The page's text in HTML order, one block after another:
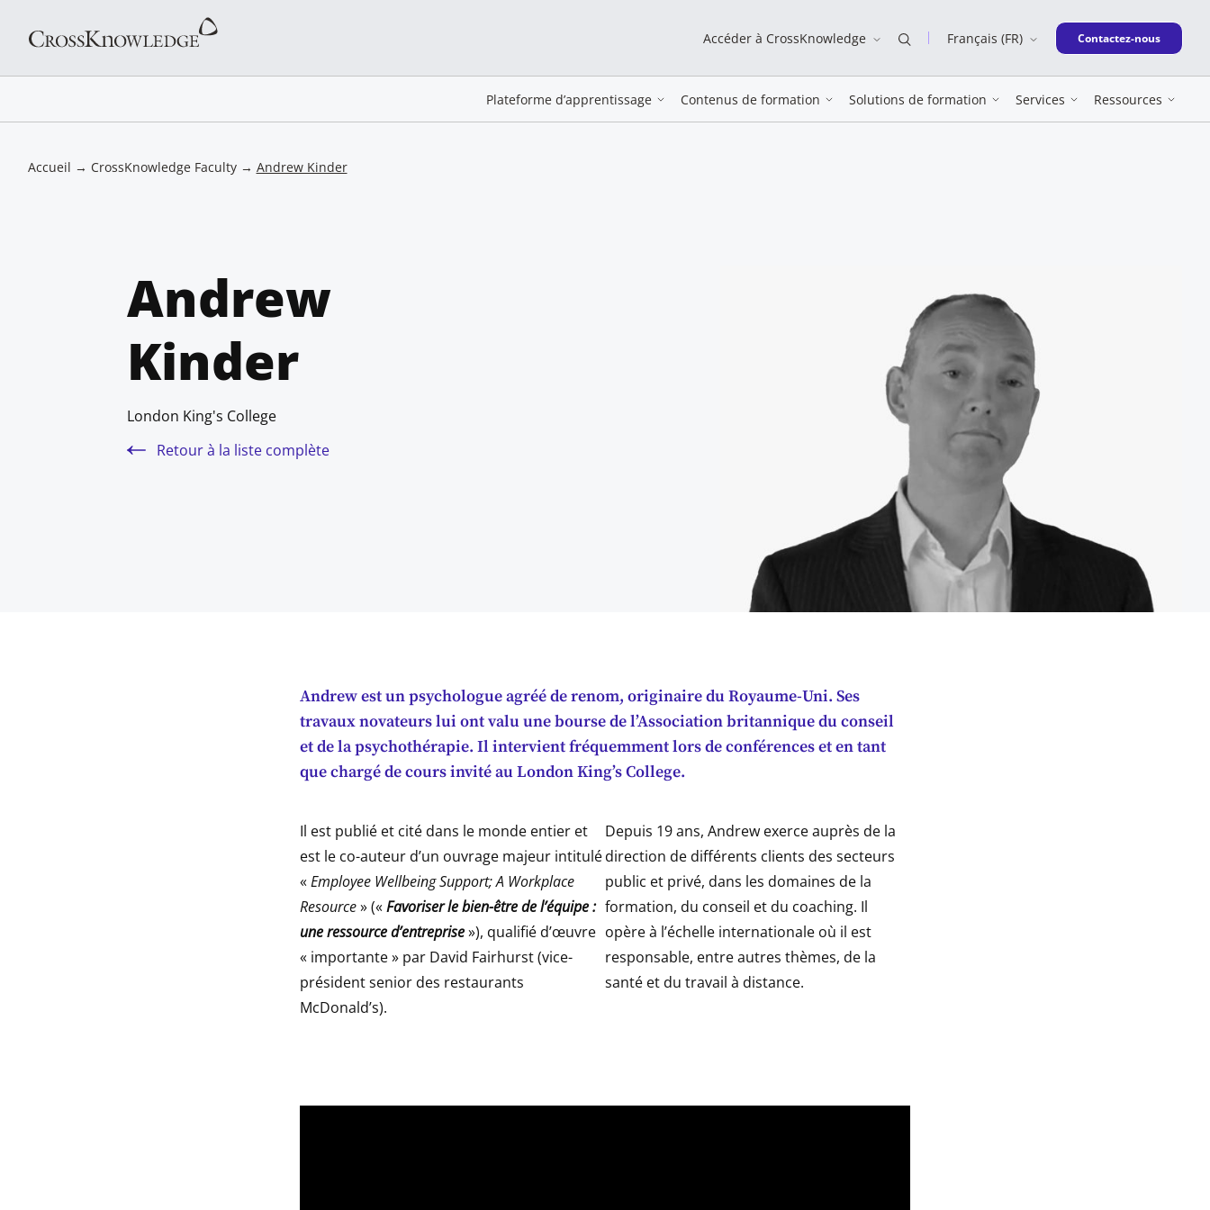
Accéder à CrossKnowledge Français (FR) New window
Contactez-nous
Plateforme d’apprentissage Contenus de formation Solutions de formation Services Ressources
Accueil → CrossKnowledge Faculty→ Andrew Kinder
Andrew
Kinder
London King's College
Retour à la liste complète
Andrew est un psychologue agréé de renom, originaire du Royaume-Uni. Ses
travaux novateurs lui ont valu une bourse de l’Association britannique du conseil
et de la psychothérapie. Il intervient fréquemment lors de conférences et en tant
que chargé de cours invité au London King’s College.
Il est publié et cité dans le monde entier et
est le co-auteur d’un ouvrage majeur intitulé
«Employee Wellbeing Support; A Workplace
Resource» («Favoriser le bien-être de l’équipe :
une ressource d’entreprise»), qualifié d’œuvre
« importante » par David Fairhurst (vice-
président senior des restaurants
McDonald’s).
Depuis 19 ans, Andrew exerce auprès de la
direction de différents clients des secteurs
public et privé, dans les domaines de la
formation, du conseil et du coaching. Il
opère à l’échelle internationale où il est
responsable, entre autres thèmes, de la
santé et du travail à distance.